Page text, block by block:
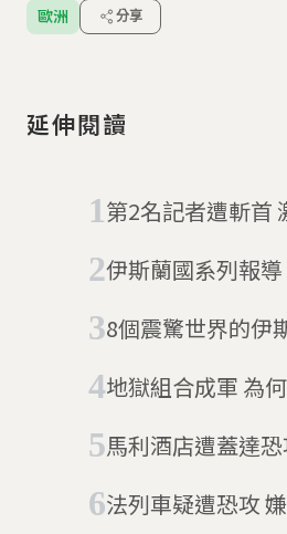
歐洲
分享
延伸閱讀
第2名記者遭斬首
伊斯蘭國系列報導
8個震驚世界的伊
地獄組合成軍 為何博科聖地要效忠伊
馬利酒店遭蓋達恐攻 專家：他們
法列車疑遭恐攻 嫌犯：我只是想搶有